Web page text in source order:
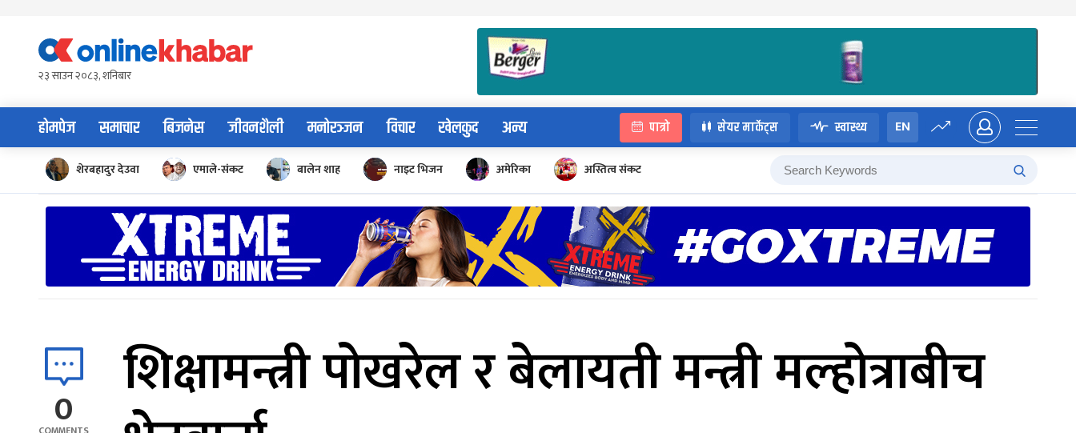
content२३ साउन २०८३, शनिबार
होमपेज समाचार बिजनेस जीवनशैली मनोरञ्जन विचार खेलकुद अन्य पात्रो सेयर मार्केट्स स्वास्थ्य EN
शेरबहादुर देउवा एमाले-संकट बालेन शाह नाइट भिजन अमेरिका अस्तित्व संकट
0 शिक्षामन्त्री पोखरेल र बेलायती मन्त्री मल्होत्राबीच